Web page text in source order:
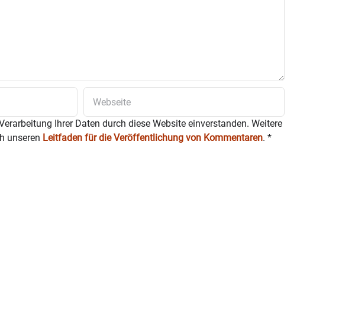
Ihrer Daten durch diese Website einverstanden. Weitere
unseren Leitfaden für die Veröffentlichung von Kommentaren. *